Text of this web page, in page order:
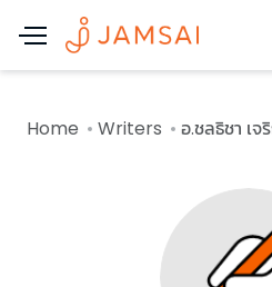
Home Writers อ.ชลธิชา เ